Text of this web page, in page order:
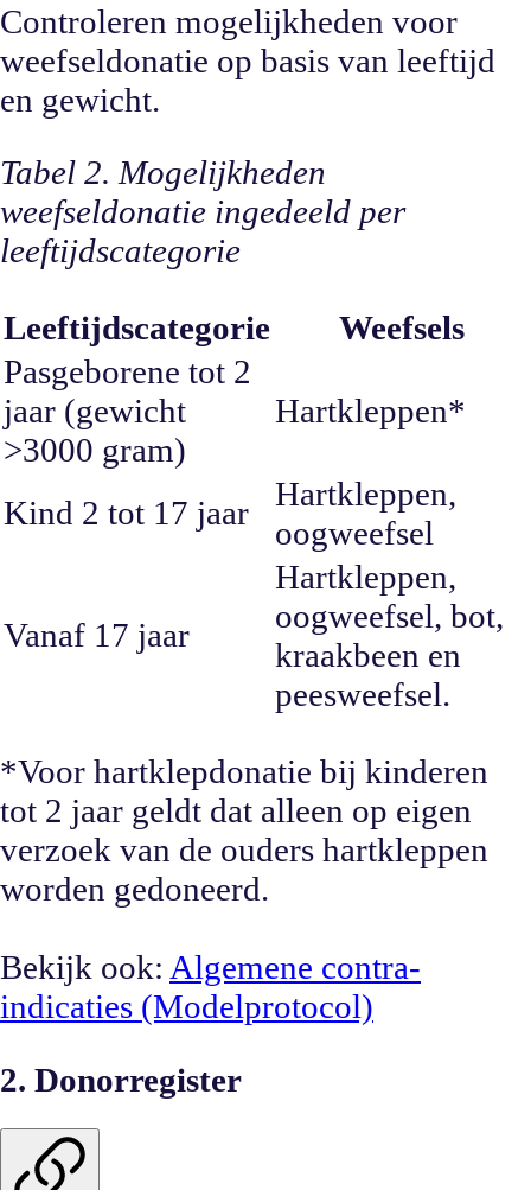
Controleren mogelijkheden voor
weefseldonatie op basis van leeftijd
en gewicht.
Tabel 2. Mogelijkheden
weefseldonatie ingedeeld per
leeftijdscategorie
Leeftijdscategorie
Weefsels
Pasgeborene tot 2
jaar (gewicht
>3000 gram)
Hartkleppen*
Kind 2 tot 17 jaar
Hartkleppen,
oogweefsel
Vanaf 17 jaar
Hartkleppen,
oogweefsel, bot,
kraakbeen en
peesweefsel.
*Voor hartklepdonatie bij kinderen
tot 2 jaar geldt dat alleen op eigen
verzoek van de ouders hartkleppen
worden gedoneerd.
Bekijk ook: Algemene contra-
indicaties (Modelprotocol)
2. Donorregister